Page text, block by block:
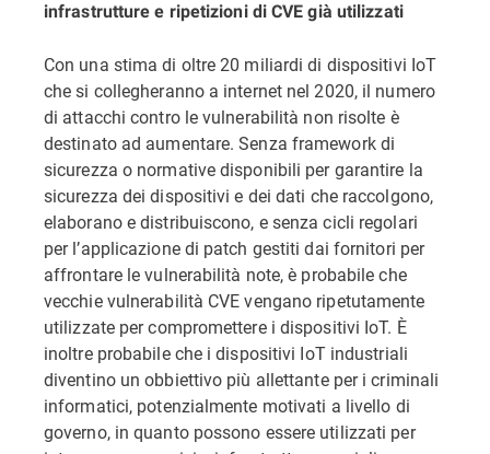
infrastrutture e ripetizioni di CVE già utilizzati
Con una stima di oltre 20 miliardi di dispositivi IoT
che si collegheranno a internet nel 2020, il numero
di attacchi contro le vulnerabilità non risolte è
destinato ad aumentare. Senza framework di
sicurezza o normative disponibili per garantire la
sicurezza dei dispositivi e dei dati che raccolgono,
elaborano e distribuiscono, e senza cicli regolari
per l’applicazione di patch gestiti dai fornitori per
affrontare le vulnerabilità note, è probabile che
vecchie vulnerabilità CVE vengano ripetutamente
utilizzate per compromettere i dispositivi IoT. È
inoltre probabile che i dispositivi IoT industriali
diventino un obbiettivo più allettante per i criminali
informatici, potenzialmente motivati a livello di
governo, in quanto possono essere utilizzati per